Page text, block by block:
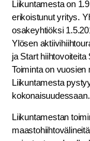
Liikuntamesta on
erikoistunut yritys.
osakeyhtiöksi
Ylösen
ja Start
Toiminta on vuosien
Liikuntamesta
kokonaisuudessaan.
Liikuntamestan